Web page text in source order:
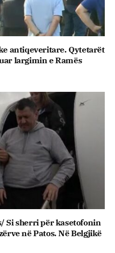
antiqeveritare. Qytetarët
largimin e Ramës
Si sherri për kasetofonin
në Patos. Në Belgjikë